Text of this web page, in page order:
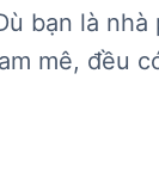
bạn là
mê, đều